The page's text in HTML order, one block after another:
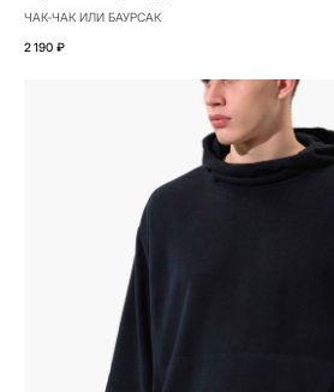
ЧАК-ЧАК ИЛИ БАУРСАК
2 190 ₽